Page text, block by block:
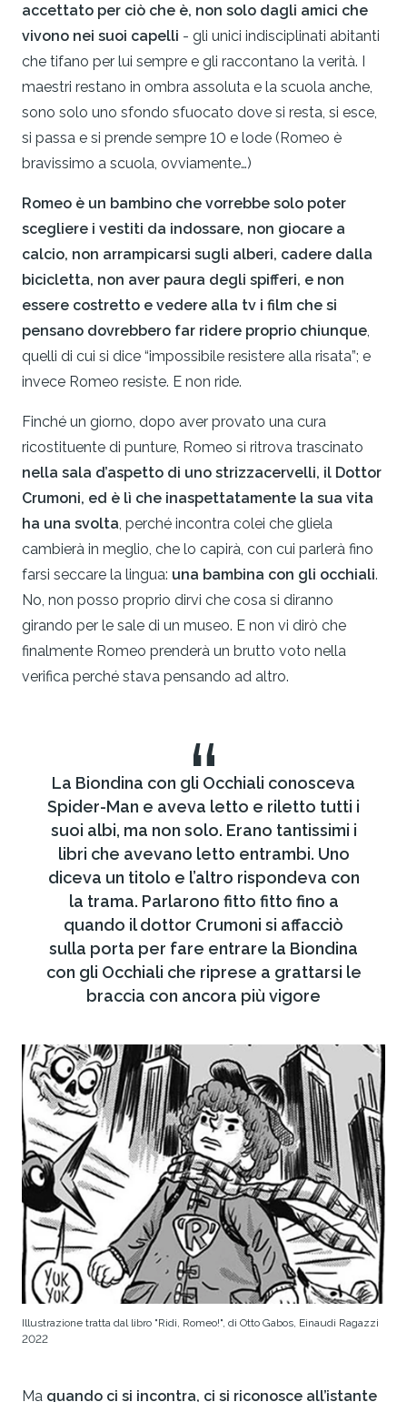
accettato per ciò che è, non solo dagli amici che
vivono nei suoi capelli - gli unici indisciplinati abitanti
che tifano per lui sempre e gli raccontano la verità. I
maestri restano in ombra assoluta e la scuola anche,
sono solo uno sfondo sfuocato dove si resta, si esce,
si passa e si prende sempre 10 e lode (Romeo è
bravissimo a scuola, ovviamente…)
Romeo è un bambino che vorrebbe solo poter
scegliere i vestiti da indossare, non giocare a
calcio, non arrampicarsi sugli alberi, cadere dalla
bicicletta, non aver paura degli spifferi, e non
essere costretto e vedere alla tv i film che si
pensano dovrebbero far ridere proprio chiunque,
quelli di cui si dice “impossibile resistere alla risata”; e
invece Romeo resiste. E non ride.
Finché un giorno, dopo aver provato una cura
ricostituente di punture, Romeo si ritrova trascinato
nella sala d’aspetto di uno strizzacervelli, il Dottor
Crumoni, ed è lì che inaspettatamente la sua vita
ha una svolta, perché incontra colei che gliela
cambierà in meglio, che lo capirà, con cui parlerà fino
farsi seccare la lingua: una bambina con gli occhiali.
No, non posso proprio dirvi che cosa si diranno
girando per le sale di un museo. E non vi dirò che
finalmente Romeo prenderà un brutto voto nella
verifica perché stava pensando ad altro.
“
La Biondina con gli Occhiali conosceva
Spider-Man e aveva letto e riletto tutti i
suoi albi, ma non solo. Erano tantissimi i
libri che avevano letto entrambi. Uno
diceva un titolo e l’altro rispondeva con
la trama. Parlarono fitto fitto fino a
quando il dottor Crumoni si affacciò
sulla porta per fare entrare la Biondina
con gli Occhiali che riprese a grattarsi le
braccia con ancora più vigore
Illustrazione tratta dal libro "Ridi, Romeo!", di Otto Gabos, Einaudi Ragazzi
2022
Ma quando ci si incontra, ci si riconosce all’istante